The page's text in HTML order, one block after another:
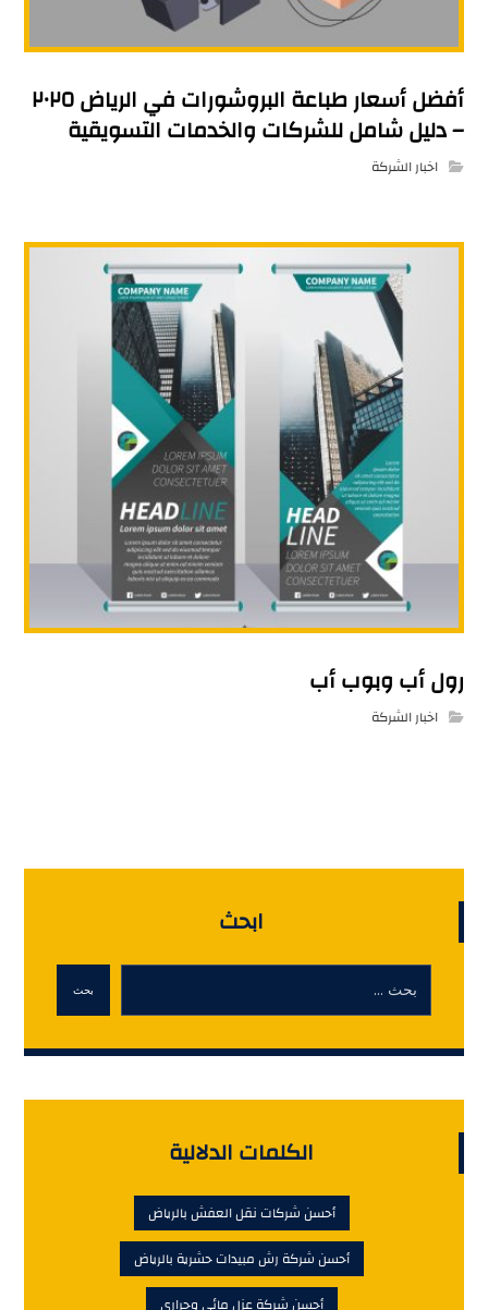
أفضل أسعار طباعة البروشورات في الرياض ٢٠٢٥
– دليل شامل للشركات والخدمات التسويقية
اخبار الشركة
رول أب وبوب أب
اخبار الشركة
ابحث
بحث
الكلمات الدلالية
أحسن شركات نقل العفش بالرياض
أحسن شركة رش مبيدات حشرية بالرياض
أحسن شركة عزل مائي وحرارى